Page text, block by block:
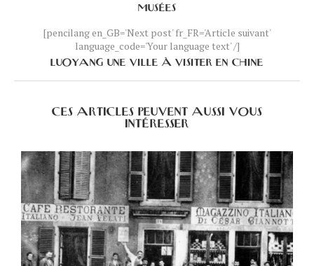
MUSÉES
[pencilang en_GB='Next post' fr_FR='Article suivant'
language_code='Your language text' /]
LUOYANG UNE VILLE À VISITER EN CHINE
CES ARTICLES PEUVENT AUSSI VOUS
INTÉRESSER